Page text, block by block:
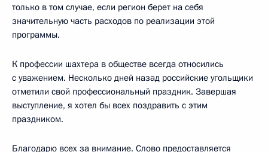
только в том случае, если регион берет на себя
значительную часть расходов по реализации этой
программы.
К профессии шахтера в обществе всегда относились
с уважением. Несколько дней назад российские угольщики
отметили свой профессиональный праздник. Завершая
выступление, я хотел бы всех поздравить с этим
праздником.
Благодарю всех за внимание. Слово предоставляется